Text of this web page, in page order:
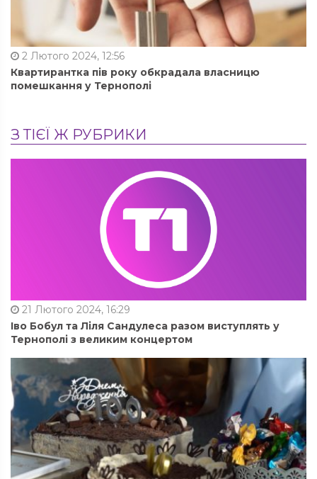
2 Лютого 2024, 12:56
Квартирантка пів року обкрадала власницю
помешкання у Тернополі
З ТІЄЇ Ж РУБРИКИ
21 Лютого 2024, 16:29
Іво Бобул та Ліля Сандулеса разом виступлять у
Тернополі з великим концертом